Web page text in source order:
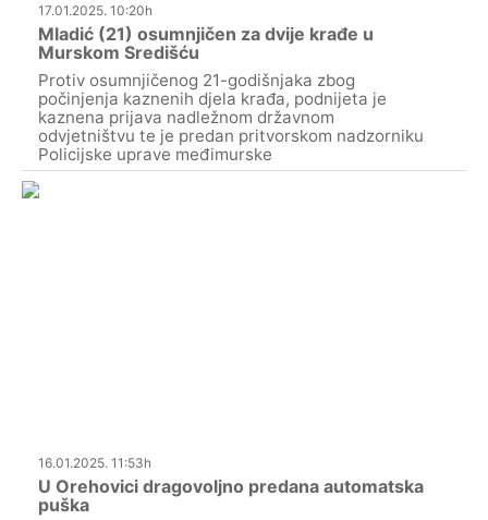
17.01.2025. 10:20h
Mladić (21) osumnjičen za dvije krađe u
Murskom Središću
Protiv osumnjičenog 21-godišnjaka zbog
počinjenja kaznenih djela krađa, podnijeta je
kaznena prijava nadležnom državnom
odvjetništvu te je predan pritvorskom nadzorniku
Policijske uprave međimurske
16.01.2025. 11:53h
U Orehovici dragovoljno predana automatska
puška